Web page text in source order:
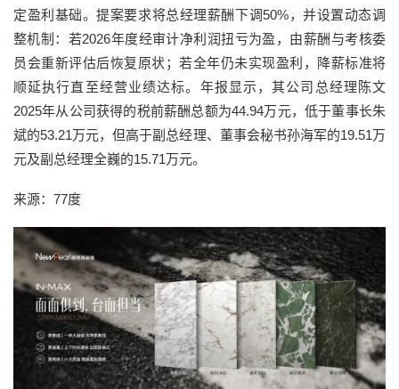
定盈利基础。提案要求将总经理薪酬下调50%，并设置动态调
整机制：若2026年度经审计净利润扭亏为盈，由薪酬与考核委
员会重新评估后恢复原状；若全年仍未实现盈利，降薪标准将
顺延执行直至经营业绩达标。年报显示，其公司总经理陈文
2025年从公司获得的税前薪酬总额为44.94万元，低于董事长朱
斌的53.21万元，但高于副总经理、董事会秘书孙海军的19.51万
元及副总经理全巍的15.71万元。
来源：77度